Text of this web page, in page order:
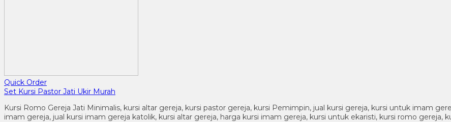
Quick Order
Set Kursi Pastor Jati Ukir Murah
Kursi Romo Gereja Jati Minimalis, kursi altar gereja, kursi pastor gereja, kursi Pemimpin, jual kursi gereja, kursi untuk imam
imam gereja, jual kursi imam gereja katolik, kursi altar gereja, harga kursi imam gereja, kursi untuk ekaristi, kursi romo gereja,